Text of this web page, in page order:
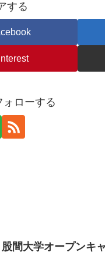
する
ローする
間大学オープンキ